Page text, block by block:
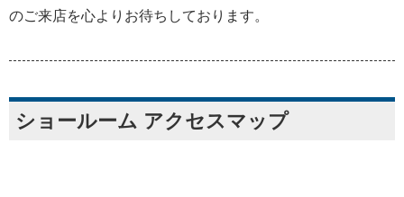
のご来店を心よりお待ちしております。
ショールーム アクセスマップ